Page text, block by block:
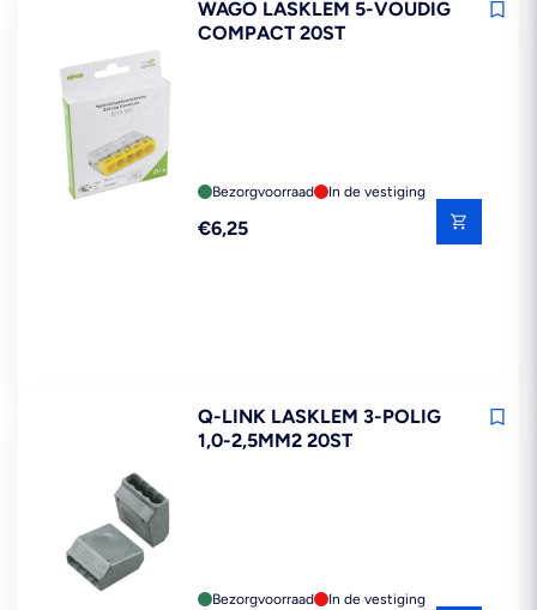
WAGO LASKLEM 5-VOUDIG
COMPACT 20ST
Bezorgvoorraad In de vestiging
Reguliere
€6,25
Q-LINK LASKLEM 3-POLIG
1,0-2,5MM2 20ST
Bezorgvoorraad In de vestiging